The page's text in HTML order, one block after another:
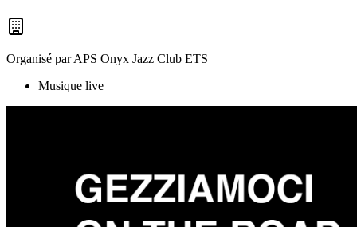
Organisé par APS Onyx Jazz Club ETS
Musique live